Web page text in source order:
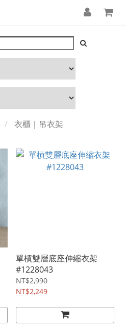
衣櫃｜吊衣架
單槓雙層底座伸縮衣架
#1228043
NT$2,990
NT$2,249